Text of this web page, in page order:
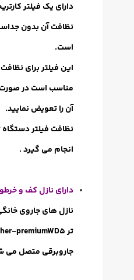
دارای یک فیلتر
نظافت آن بدون
است.
این فیلتر برای
مناسب است در صورت
آن را تعویض نمایید.
نظافت فیلتر
انجام می گیرد .
دارای نازل کف و
نازل های جاروی
جاروبرقی متصل می